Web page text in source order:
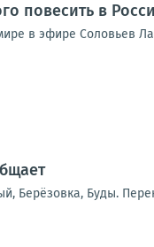
повесить в
в эфире Соловьев
Берёзовка, Буды.